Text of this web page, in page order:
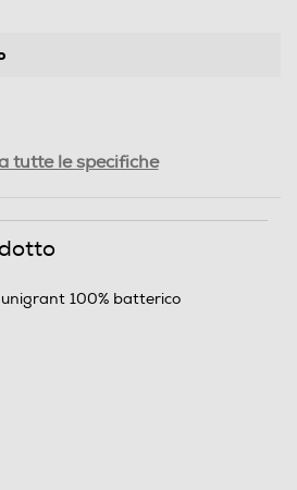
tutte le specifiche
100% batterico